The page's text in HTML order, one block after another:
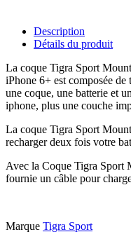
Description
Détails du produit
La coque Tigra Sport
iPhone 6+ est composée
une coque, une batterie et
iphone, plus une couche
La coque Tigra Sport
recharger deux fois votre
Avec la Coque Tigra Sport
fournie un câble pour
Marque Tigra Sport